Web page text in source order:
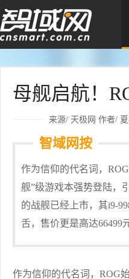
母舰启航！
来源/ 天极网 作者/
智域网按
作为信仰的代名词，
舰”级游戏本强势登陆，
的战舰已经上市，其i9-
舌，售价更是高达66499
作为信仰的代名词，ROG